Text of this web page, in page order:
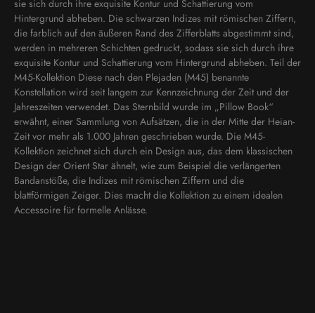
sie sich durch ihre exquisite Kontur und Schattierung vom
Hintergrund abheben. Die schwarzen Indizes mit römischen Ziffern,
die farblich auf den äußeren Rand des Zifferblatts abgestimmt sind,
werden in mehreren Schichten gedruckt, sodass sie sich durch ihre
exquisite Kontur und Schattierung vom Hintergrund abheben. Teil der
M45-Kollektion Diese nach den Plejaden (M45) benannte
Konstellation wird seit langem zur Kennzeichnung der Zeit und der
Jahreszeiten verwendet. Das Sternbild wurde im „Pillow Book“
erwähnt, einer Sammlung von Aufsätzen, die in der Mitte der Heian-
Zeit vor mehr als 1.000 Jahren geschrieben wurde. Die M45-
Kollektion zeichnet sich durch ein Design aus, das dem klassischen
Design der Orient Star ähnelt, wie zum Beispiel die verlängerten
Bandanstöße, die Indizes mit römischen Ziffern und die
blattförmigen Zeiger. Dies macht die Kollektion zu einem idealen
Accessoire für formelle Anlässe.